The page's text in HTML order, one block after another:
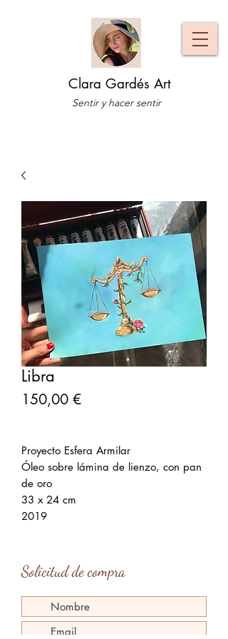
Clara Gardés Art
Sentir y hacer sentir
Libra
150,00 €Precio
Proyecto Esfera Armilar
Óleo sobre lámina de lienzo, con pan
de oro
33 x 24 cm
2019
Solicitud de compra